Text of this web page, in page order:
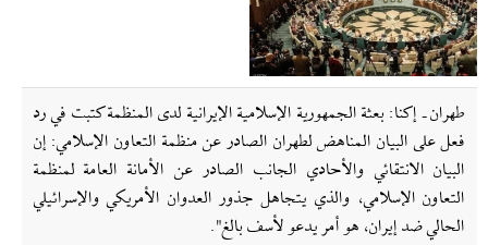
طهران ـ إکنا: بعثة الجمهورية الإسلامية الإيرانية لدى المنظمة كتبت في رد
فعل على البيان المناهض لطهران الصادر عن منظمة التعاون الإسلامي: إن
البيان الانتقائي والأحادي الجانب الصادر عن الأمانة العامة لمنظمة
التعاون الإسلامي، والذي يتجاهل جذور العدوان الأمريكي والإسرائيلي
الحالي ضد إيران، هو أمر يدعو لأسف بالغ".